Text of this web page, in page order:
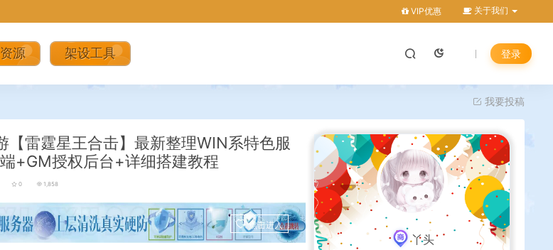
VIP优惠 关于我们
源 架设工具 登录
我要投稿
【雷霆星王合击】最新整理WIN系特色服
+GM授权后台+详细搭建教程
0 1,858
点击进入
丫头